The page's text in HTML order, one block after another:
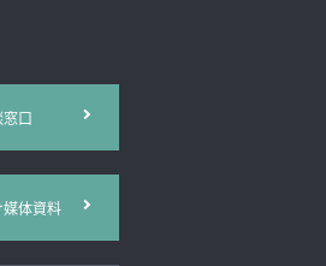
口
体資料